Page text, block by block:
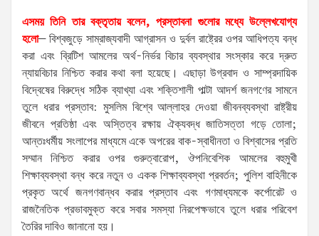
এসময় তিনি তার বক্তৃতায় বলেন, প্রস্তাবনা গুলোর মধ্যে উল্লেখযোগ্য
হলো– বিশ্বজুড়ে সাম্রাজ্যবাদী আগ্রাসন ও দুর্বল রাষ্ট্রের ওপর আধিপত্য বন্ধ
করা এবং ব্রিটিশ আমলের অর্থ-নির্ভর বিচার ব্যবস্থার সংস্কার করে দ্রুত
ন্যায়বিচার নিশ্চিত করার কথা বলা হয়েছে। এছাড়া উগ্রবাদ ও সাম্প্রদায়িক
বিদ্বেষের বিরুদ্ধে সঠিক ব্যাখ্যা এবং শক্তিশালী পাল্টা আদর্শ জনগণের সামনে
তুলে ধরার প্রস্তাব: মুসলিম বিশ্বে আল্লাহর দেওয়া জীবনব্যবস্থা রাষ্ট্রীয়
জীবনে প্রতিষ্ঠা এবং অস্তিত্ব রক্ষায় ঐক্যবদ্ধ জাতিসত্তা গড়ে তোলা;
আন্তঃধর্মীয় সংলাপের মাধ্যমে একে অপরের বাক-স্বাধীনতা ও বিশ্বাসের প্রতি
সম্মান নিশ্চিত করার ওপর গুরুত্বারোপ, ঔপনিবেশিক আমলের বহুমুখী
শিক্ষাব্যবস্থা বন্ধ করে নতুন ও একক শিক্ষাব্যবস্থা প্রবর্তন; পুলিশ বাহিনীকে
প্রকৃত অর্থে জনগণবান্ধব করার প্রস্তাব এবং গণমাধ্যমকে কর্পোরেট ও
রাজনৈতিক প্রভাবমুক্ত করে সবার সমস্যা নিরপেক্ষভাবে তুলে ধরার পরিবেশ
তৈরির দাবিও জানানো হয়।